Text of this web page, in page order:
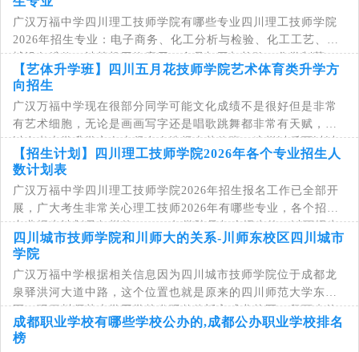
广汉万福中学四川理工技师学院有哪些专业四川理工技师学院
2026年招生专业：电子商务、化工分析与检验、化工工艺、机
械设备维修、计算机网络应用、食品加工与检验，化学制药、
环境保护与检测、...
【艺体升学班】四川五月花技师学院艺术体育类升学方
向招生
广汉万福中学现在很部分同学可能文化成绩不是很好但是非常
有艺术细胞，无论是画画写字还是唱歌跳舞都非常有天赋，所
以在考大学升学方向上很多会选择走艺体班，这样以后可以以
艺体生参加高考升学;...
【招生计划】四川理工技师学院2026年各个专业招生人
数计划表
广汉万福中学四川理工技师学院2026年招生报名工作已全部开
展，广大考生非常关心理工技师2026年有哪些专业，各个招生
专业招生计划是怎样的，2026年学院是怎么招生的，以下招生
办为大家...
四川城市技师学院和川师大的关系-川师东校区四川城市
学院
广汉万福中学根据相关信息因为四川城市技师学院位于成都龙
泉驿洪河大道中路，这个位置也就是原来的四川师范大学东校
区，现四川师范大学因学校发现整体迁入成龙校区，留下来的
东校区完全过户给了四...
成都职业学校有哪些学校公办的,成都公办职业学校排名
榜